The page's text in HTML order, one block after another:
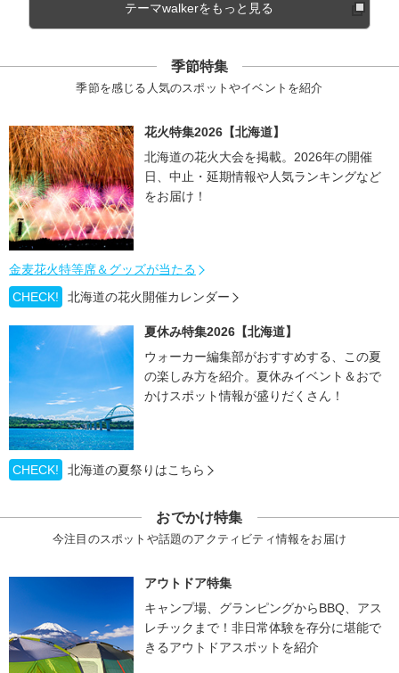
テーマwalkerをもっと見る
季節特集
季節を感じる人気のスポットやイベントを紹介
花火特集2026【北海道】
北海道の花火大会を掲載。2026年の開催
日、中止・延期情報や人気ランキングなど
をお届け！
金麦花火特等席＆グッズが当たる
CHECK!
北海道の花火開催カレンダー
夏休み特集2026【北海道】
ウォーカー編集部がおすすめする、この夏
の楽しみ方を紹介。夏休みイベント＆おで
かけスポット情報が盛りだくさん！
CHECK! 北海道の夏祭りはこちら
おでかけ特集
今注目のスポットや話題のアクティビティ情報をお届け
アウトドア特集
キャンプ場、グランピングからBBQ、アス
レチックまで！非日常体験を存分に堪能で
きるアウトドアスポットを紹介